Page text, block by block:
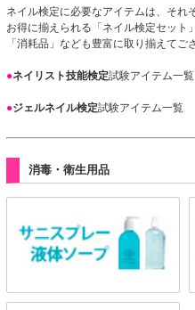
ネイル検定に必要なアイテムは、それ
お得に揃えられる「ネイル検定セット
「消耗品」なども豊富に取り揃えてご
●ネイリスト技能検定試験アイテム一覧
●ジェルネイル検定試験アイテム一覧
消毒・衛生用品